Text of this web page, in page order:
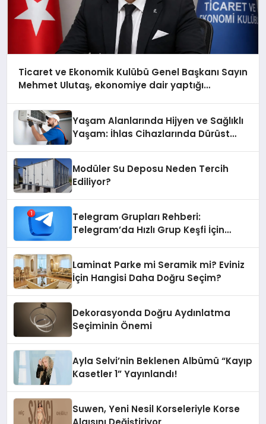
Ticaret ve Ekonomik Kulübü Genel Başkanı Sayın
Mehmet Ulutaş, ekonomiye dair yaptığı
Yaşam Alanlarında Hijyen ve Sağlıklı
Yaşam: İhlas Cihazlarında Dürüst
Modüler Su Deposu Neden Tercih
Ediliyor?
Telegram Grupları Rehberi:
Telegram’da Hızlı Grup Keşfi İçin
Laminat Parke mi Seramik mi? Eviniz
İçin Hangisi Daha Doğru Seçim?
Dekorasyonda Doğru Aydınlatma
Seçiminin Önemi
Ayla Selvi’nin Beklenen Albümü “Kayıp
Kasetler 1” Yayınlandı!
Suwen, Yeni Nesil Korseleriyle Korse